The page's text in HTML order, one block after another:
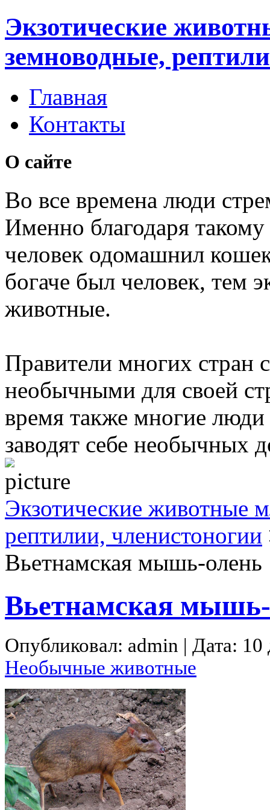
Экзотические
земноводные,
Главная
Контакты
О сайте
Во все времена люди
Именно благодаря
человек одомашнил
богаче был человек, тем
животные.
Правители многих стран
необычными для своей
время также многие люди
заводят себе
Экзотические животные
рептилии, членистоногии
Вьетнамская мышь-олень
Вьетнамская
Опубликовал: admin | Дата: 10
Необычные животные